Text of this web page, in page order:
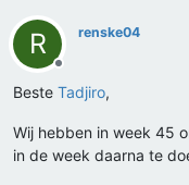
R
Offline
renske04
Beste Tadjiro,
Wij hebben in week 45
in de week daarna te